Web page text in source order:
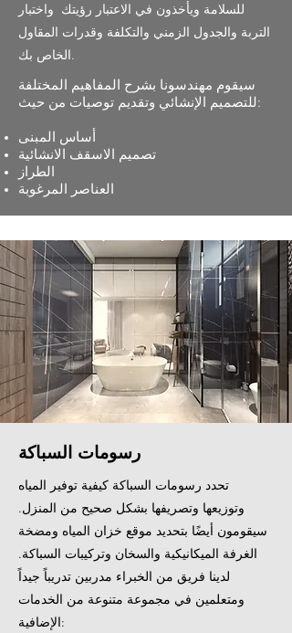
للسلامة ويأخذون في الاعتبار رؤيتك واختبار
التربة والجدول الزمني والتكلفة وقدرات المقاول
الخاص بك.
سيقوم مهندسونا بشرح المفاهيم المختلفة
للتصميم الإنشائي وتقديم توصيات من حيث:
أساس المبنى
تصميم الاسقف الانشائية
الطراز
العناصر المرغوبة
رسومات السباكة
تحدد رسومات السباكة كيفية توفير المياه
وتوزيعها وتصريفها بشكل صحيح من المنزل.
سيقومون أيضًا بتحديد موقع خزان المياه ومضخة
الغرفة الميكانيكية والسخان وتركيبات السباكة.
لدينا فريق من الخبراء مدربين تدريباً جيداً
ومتعلمين في مجموعة متنوعة من الخدمات
الإضافية: